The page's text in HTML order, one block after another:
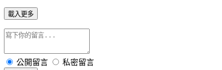
載入更多
公開留言 私密留言